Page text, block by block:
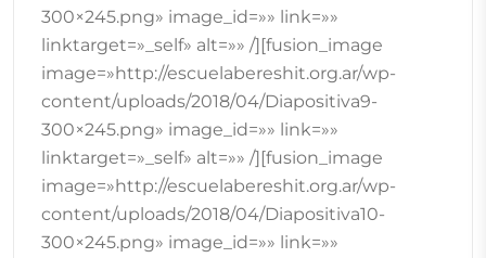
300×245.png» image_id=»» link=»»
linktarget=»_self» alt=»» /][fusion_image
image=»http://escuelabereshit.org.ar/wp-
content/uploads/2018/04/Diapositiva9-
300×245.png» image_id=»» link=»»
linktarget=»_self» alt=»» /][fusion_image
image=»http://escuelabereshit.org.ar/wp-
content/uploads/2018/04/Diapositiva10-
300×245.png» image_id=»» link=»»